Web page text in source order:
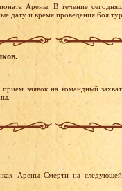
Арены. В течение
дату и время проведения боя
заявок на командный
Арены Смерти на